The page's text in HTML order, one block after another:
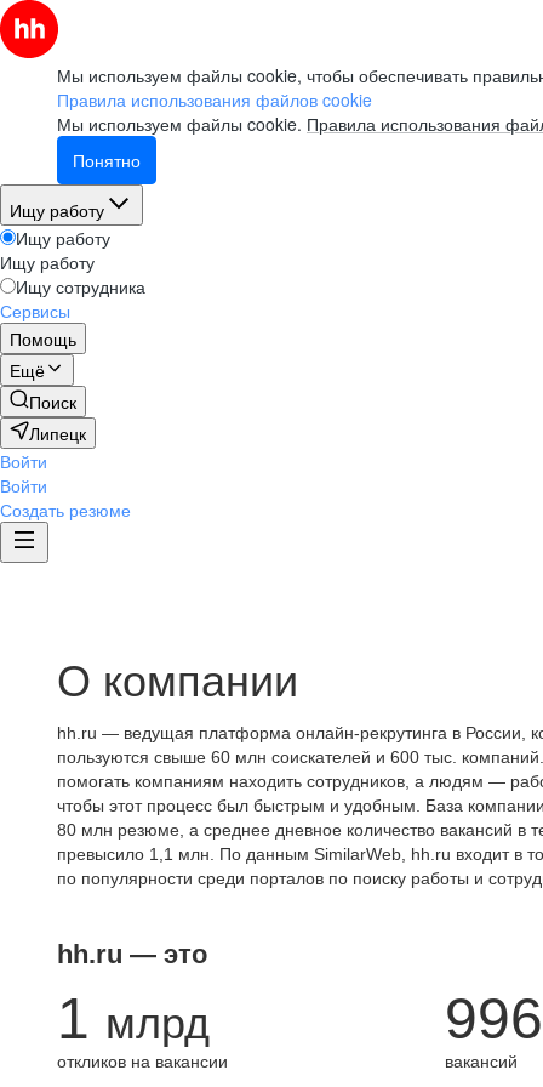
Мы используем файлы cookie, чтобы обеспечивать
Правила использования файлов cookie
Мы используем файлы cookie. Правила использования
Понятно
Ищу работу
Ищу работу
Ищу работу
Ищу сотрудника
Сервисы
Помощь
Ещё
Поиск
Липецк
Войти
Войти
Создать резюме
О компании
hh.ru — ведущая платформа онлайн-рекрутинга в России,
пользуются свыше 60 млн соискателей и 600 тыс.
помогать компаниям находить сотрудников, а людям —
чтобы этот процесс был быстрым и удобным. База
80 млн резюме, а среднее дневное количество вакансий в
превысило 1,1 млн. По данным SimilarWeb, hh.ru входит в
по популярности среди порталов по поиску работы и
hh.ru — это
1 млрд
откликов на вакансии
996
вакансий